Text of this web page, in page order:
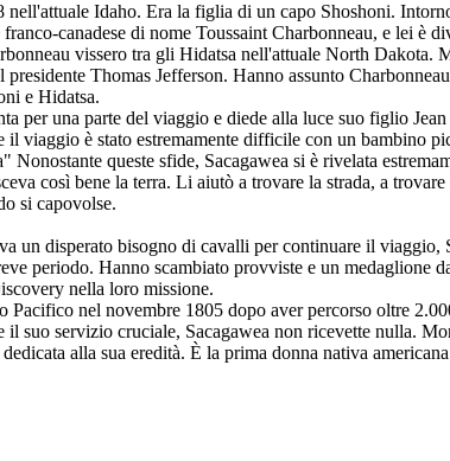
Idaho. Era la figlia di un capo Shoshoni.
canadese di nome Toussaint Charbonneau, e lei è
vissero tra gli Hidatsa nell'attuale North
Thomas Jefferson. Hanno assunto
e Hidatsa.
per una parte del viaggio e diede alla luce suo figlio
viaggio è stato estremamente difficile con un bambino
queste sfide, Sacagawea si è rivelata
così bene la terra. Li aiutò a trovare la strada, a
si capovolse.
un disperato bisogno di cavalli per continuare il
periodo. Hanno scambiato provviste e un medaglione
nella loro missione.
nel novembre 1805 dopo aver percorso oltre
il suo servizio cruciale, Sacagawea non ricevette nulla.
alla sua eredità. È la prima donna nativa